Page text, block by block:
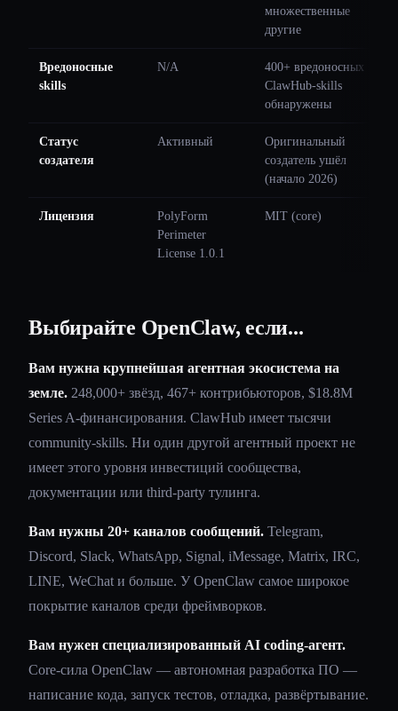
множественные
другие
Вредоносные
skills
N/A
400+ вредоносных
ClawHub-skills
обнаружены
Статус
создателя
Активный
Оригинальный
создатель ушёл
(начало 2026)
Лицензия
PolyForm
Perimeter
License 1.0.1
MIT (core)
Выбирайте OpenClaw, если...
Вам нужна крупнейшая агентная экосистема на
земле. 248,000+ звёзд, 467+ контрибьюторов, $18.8M
Series A-финансирования. ClawHub имеет тысячи
community-skills. Ни один другой агентный проект не
имеет этого уровня инвестиций сообщества,
документации или third-party тулинга.
Вам нужны 20+ каналов сообщений. Telegram,
Discord, Slack, WhatsApp, Signal, iMessage, Matrix, IRC,
LINE, WeChat и больше. У OpenClaw самое широкое
покрытие каналов среди фреймворков.
Вам нужен специализированный AI coding-агент.
Core-сила OpenClaw — автономная разработка ПО —
написание кода, запуск тестов, отладка, развёртывание.